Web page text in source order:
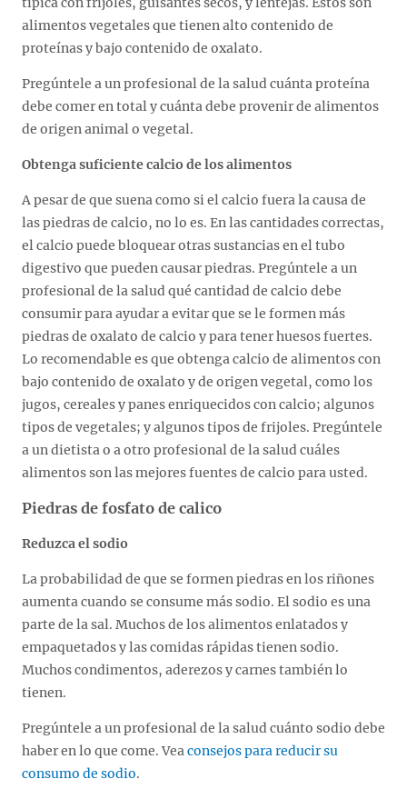
alimentos vegetales que tienen alto contenido de
proteínas y bajo contenido de oxalato.
Pregúntele a un profesional de la salud cuánta proteína
debe comer en total y cuánta debe provenir de alimentos
de origen animal o vegetal.
Obtenga suficiente calcio de los alimentos
A pesar de que suena como si el calcio fuera la causa de
las piedras de calcio, no lo es. En las cantidades correctas,
el calcio puede bloquear otras sustancias en el tubo
digestivo que pueden causar piedras. Pregúntele a un
profesional de la salud qué cantidad de calcio debe
consumir para ayudar a evitar que se le formen más
piedras de oxalato de calcio y para tener huesos fuertes.
Lo recomendable es que obtenga calcio de alimentos con
bajo contenido de oxalato y de origen vegetal, como los
jugos, cereales y panes enriquecidos con calcio; algunos
tipos de vegetales; y algunos tipos de frijoles. Pregúntele
a un dietista o a otro profesional de la salud cuáles
alimentos son las mejores fuentes de calcio para usted.
Piedras de fosfato de calico
Reduzca el sodio
La probabilidad de que se formen piedras en los riñones
aumenta cuando se consume más sodio. El sodio es una
parte de la sal. Muchos de los alimentos enlatados y
empaquetados y las comidas rápidas tienen sodio.
Muchos condimentos, aderezos y carnes también lo
tienen.
Pregúntele a un profesional de la salud cuánto sodio debe
haber en lo que come. Veaconsejos para reducir su
consumo de sodio.